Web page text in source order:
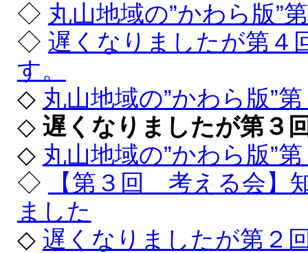
◇ 丸山地域の”かわら版”
◇ 遅くなりましたが第
す。
◇ 丸山地域の”かわら版”
◇ 遅くなりましたが第３
◇ 丸山地域の”かわら版”
◇
【第３回 考える会】
ました
◇ 遅くなりましたが第２